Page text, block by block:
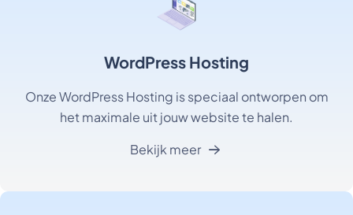
WordPress Hosting
Onze WordPress Hosting is speciaal ontworpen om
het maximale uit jouw website te halen.
Bekijk meer